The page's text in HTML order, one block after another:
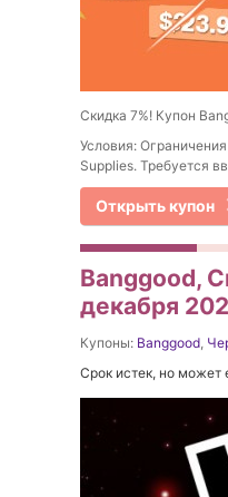
Скидка 7%! Купон
Условия:
Supplies. Требуется
Открыть купон
Banggood,
декабря
Купоны: Banggood,
Срок истек, но может